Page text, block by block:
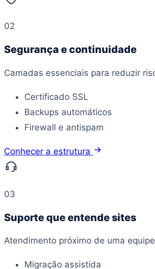
02
Segurança e continuidade
Camadas essenciais para reduzir
Certificado SSL
Backups automáticos
Firewall e antispam
Conhecer a estrutura
03
Suporte que entende sites
Atendimento próximo de uma
Migração assistida